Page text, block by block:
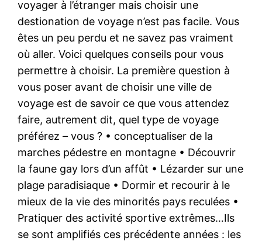
voyager à l’étranger mais choisir une
destionation de voyage n’est pas facile. Vous
êtes un peu perdu et ne savez pas vraiment
où aller. Voici quelques conseils pour vous
permettre à choisir. La première question à
vous poser avant de choisir une ville de
voyage est de savoir ce que vous attendez
faire, autrement dit, quel type de voyage
préférez – vous ? • conceptualiser de la
marches pédestre en montagne • Découvrir
la faune gay lors d’un affût • Lézarder sur une
plage paradisiaque • Dormir et recourir à le
mieux de la vie des minorités pays reculées •
Pratiquer des activité sportive extrêmes…Ils
se sont amplifiés ces précédente années : les